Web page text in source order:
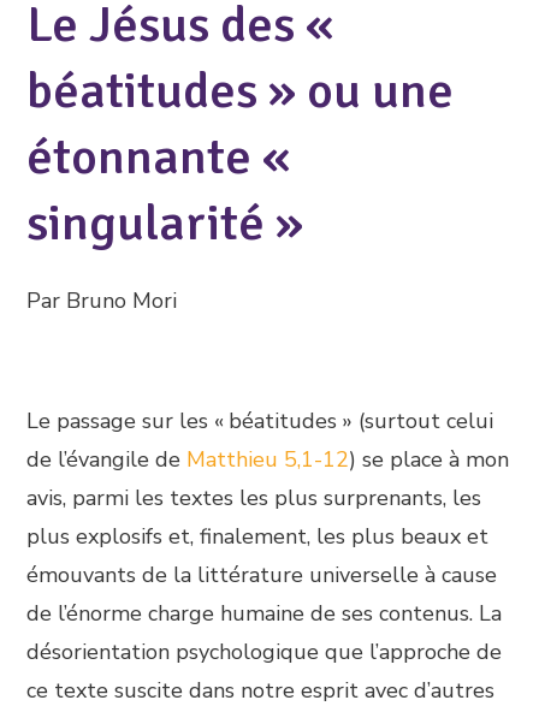
Le Jésus des «
béatitudes » ou une
étonnante «
singularité »
Par Bruno Mori
Le passage sur les « béatitudes » (surtout celui
de l’évangile de Matthieu 5,1-12) se place à mon
avis, parmi les textes les plus surprenants, les
plus explosifs et, finalement, les plus beaux et
émouvants de la littérature universelle à cause
de l’énorme charge humaine de ses contenus. La
désorientation psychologique que l’approche de
ce texte suscite dans notre esprit avec d’autres